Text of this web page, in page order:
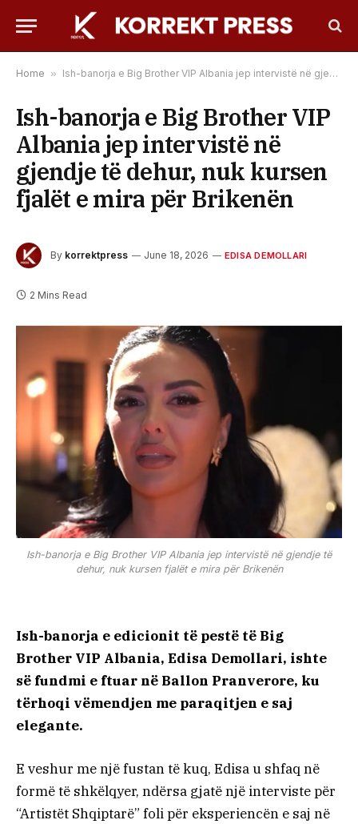
Home » Ish-banorja e Big Brother VIP Albania jep intervistë në gjendje të dehur, nuk kursen fjalët e mira për Brikenën
Ish-banorja e Big Brother VIP
Albania jep intervistë në
gjendje të dehur, nuk kursen
fjalët e mira për Brikenën
By korrektpress June 18, 2026 EDISA DEMOLLARI
2 Mins Read
Ish-banorja e Big Brother VIP Albania jep intervistë në gjendje të
dehur, nuk kursen fjalët e mira për Brikenën
Ish-banorja e edicionit të pestë të Big
Brother VIP Albania, Edisa Demollari, ishte
së fundmi e ftuar në Ballon Pranverore, ku
tërhoqi vëmendjen me paraqitjen e saj
elegante.
E veshur me një fustan të kuq, Edisa u shfaq në
formë të shkëlqyer, ndërsa gjatë një interviste për
“Artistët Shqiptarë” foli për eksperiencën e saj në